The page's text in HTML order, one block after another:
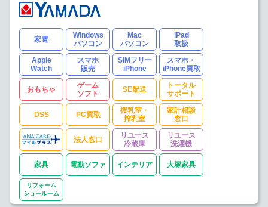
家電
Windows
パソコン
Mac
パソコン
iPad
取扱
Apple
Watch
スマホ
販売
SIMフリー
iPhone
スマホ・
iPhone買取
おもちゃ
ゲーム
ソフト
SE配送
トータル
サポート
DSS PC買取
授乳室・
搾乳室
家計相談
窓口
法人窓口
リユース
冷蔵庫
リユース
洗濯機
家具 電動ソファ インテリア 大塚家具
リフォーム
ショールーム